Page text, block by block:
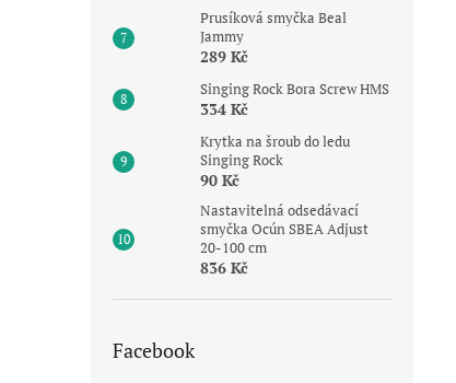
Prusíková smyčka Beal
Jammy
289 Kč
Singing Rock Bora Screw HMS
334 Kč
Krytka na šroub do ledu
Singing Rock
90 Kč
Nastavitelná odsedávací
smyčka Ocún SBEA Adjust
20-100 cm
836 Kč
Facebook